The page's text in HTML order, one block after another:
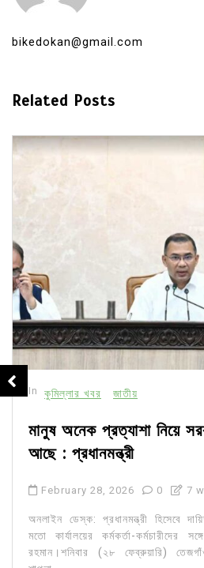
bikedokan@gmail.com
Related Posts
In কুমিল্লার খবর জাতীয়
মানুষ অনেক প্রত্যাশা নিয়ে
আছে : প্রধানমন্ত্রী
February 28, 2026 0 7
অনলাইন ডেস্ক: প্রধানমন্ত্রী হিসেবে
মতো কার্যালয়ের কর্মকর্তা-কর্মচারীদের
রহমান।শনিবার (২৮ ফেব্রুয়ারি)